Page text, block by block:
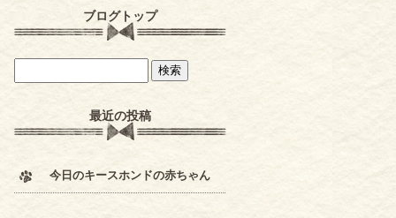
ブログトップ
最近の投稿
今日のキースホンドの赤ちゃん